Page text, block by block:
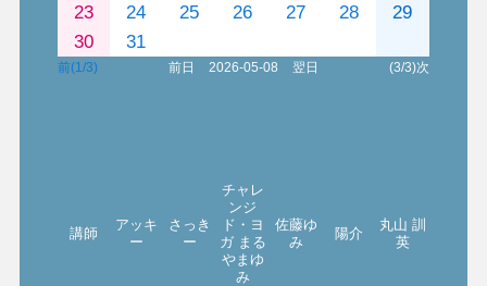
23
24 25 26 27 28
29
30
31
前(1/3) 前日 2026-05-08 翌日 (3/3)次
講師
アッキ
ー
さっき
ー
チャレ
ンジ
ド・ヨ
ガ まる
やまゆ
み
佐藤ゆ
み
陽介
丸山 訓
英